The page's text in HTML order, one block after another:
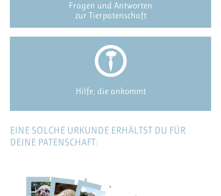
Fragen und Antworten
zur Tierpatenschaft
Hilfe, die ankommt
EINE SOLCHE URKUNDE ERHÄLTST DU FÜR
DEINE PATENSCHAFT: